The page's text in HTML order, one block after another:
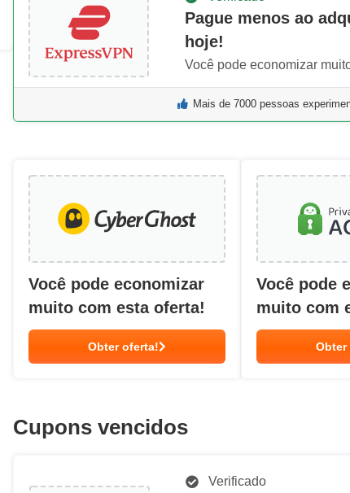
Pague menos ao
hoje!
Você pode economizar
Mais de 7000 pessoas
Você pode economizar
muito com esta oferta!
Obter oferta!
Você pode
muito com
Obter
Cupons vencidos
Verificado